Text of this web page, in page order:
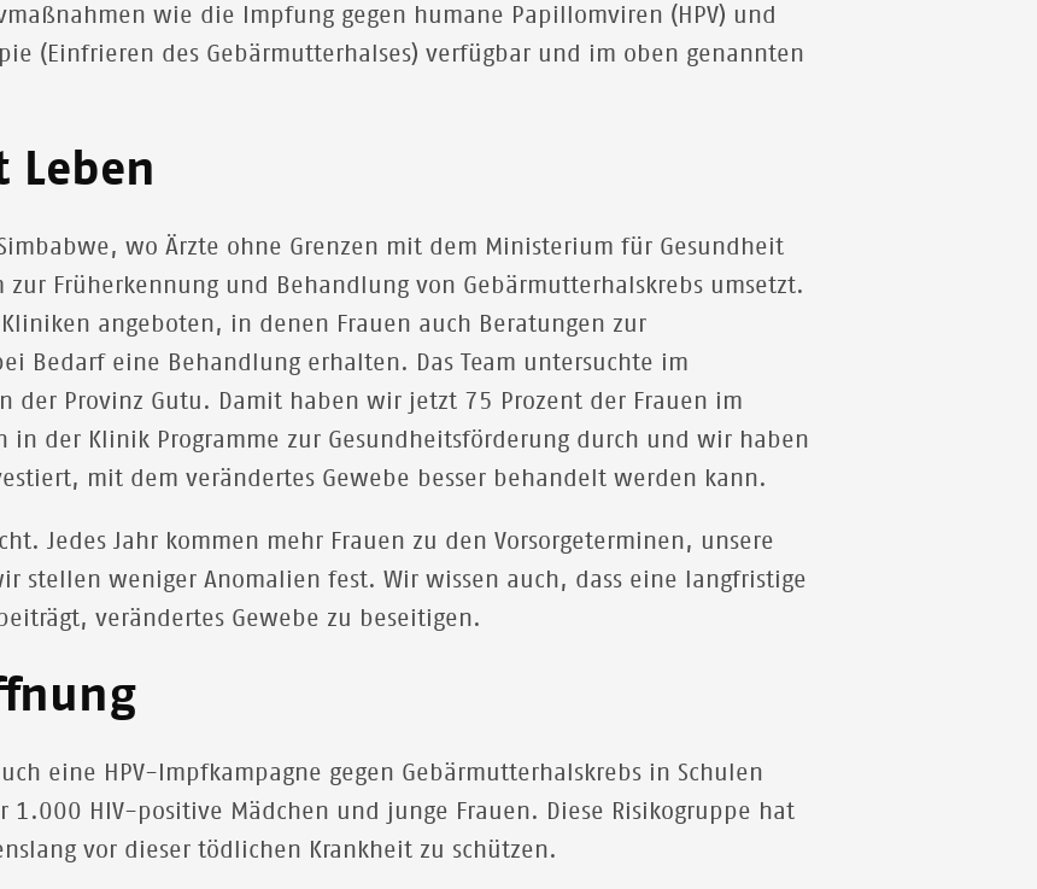
wie die Impfung gegen humane Papillomviren (HPV) und
(Einfrieren des Gebärmutterhalses) verfügbar und im oben genannten
Leben
wo Ärzte ohne Grenzen mit dem Ministerium für Gesundheit
zur Früherkennung und Behandlung von Gebärmutterhalskrebs umsetzt.
angeboten, in denen Frauen auch Beratungen zur
Bedarf eine Behandlung erhalten. Das Team untersuchte im
der Provinz Gutu. Damit haben wir jetzt 75 Prozent der Frauen im
in der Klinik Programme zur Gesundheitsförderung durch und wir haben
mit dem verändertes Gewebe besser behandelt werden kann.
Jedes Jahr kommen mehr Frauen zu den Vorsorgeterminen, unsere
stellen weniger Anomalien fest. Wir wissen auch, dass eine langfristige
verändertes Gewebe zu beseitigen.
eine HPV-Impfkampagne gegen Gebärmutterhalskrebs in Schulen
HIV-positive Mädchen und junge Frauen. Diese Risikogruppe hat
vor dieser tödlichen Krankheit zu schützen.